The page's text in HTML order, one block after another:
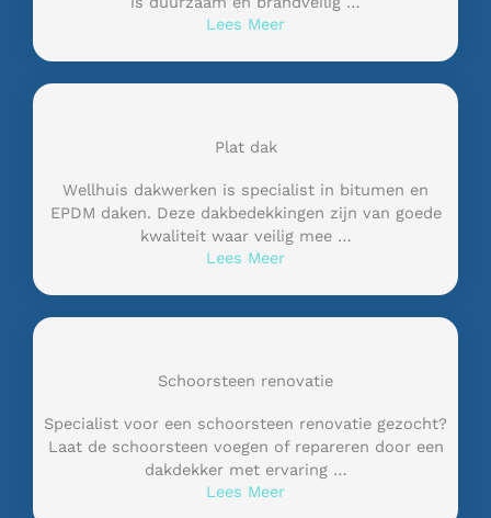
Lees Meer
Plat dak
Wellhuis dakwerken is specialist in bitumen en
EPDM daken. Deze dakbedekkingen zijn van goede
kwaliteit waar veilig mee …
Lees Meer
Schoorsteen renovatie
Specialist voor een schoorsteen renovatie gezocht?
Laat de schoorsteen voegen of repareren door een
dakdekker met ervaring …
Lees Meer